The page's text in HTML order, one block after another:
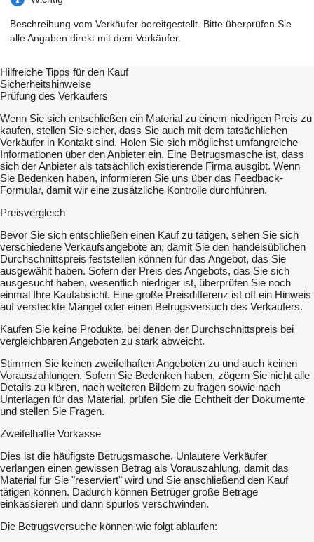
Beschreibung vom Verkäufer bereitgestellt. Bitte überprüfen Sie
alle Angaben direkt mit dem Verkäufer.
Hilfreiche Tipps für den Kauf
Sicherheitshinweise
Prüfung des Verkäufers
Wenn Sie sich entschließen ein Material zu einem niedrigen Preis zu
kaufen, stellen Sie sicher, dass Sie auch mit dem tatsächlichen
Verkäufer in Kontakt sind. Holen Sie sich möglichst umfangreiche
Informationen über den Anbieter ein. Eine Betrugsmasche ist, dass
sich der Anbieter als tatsächlich existierende Firma ausgibt. Wenn
Sie Bedenken haben, informieren Sie uns über das Feedback-
Formular, damit wir eine zusätzliche Kontrolle durchführen.
Preisvergleich
Bevor Sie sich entschließen einen Kauf zu tätigen, sehen Sie sich
verschiedene Verkaufsangebote an, damit Sie den handelsüblichen
Durchschnittspreis feststellen können für das Angebot, das Sie
ausgewählt haben. Sofern der Preis des Angebots, das Sie sich
ausgesucht haben, wesentlich niedriger ist, überprüfen Sie noch
einmal Ihre Kaufabsicht. Eine große Preisdifferenz ist oft ein Hinweis
auf versteckte Mängel oder einen Betrugsversuch des Verkäufers.
Kaufen Sie keine Produkte, bei denen der Durchschnittspreis bei
vergleichbaren Angeboten zu stark abweicht.
Stimmen Sie keinen zweifelhaften Angeboten zu und auch keinen
Vorauszahlungen. Sofern Sie Bedenken haben, zögern Sie nicht alle
Details zu klären, nach weiteren Bildern zu fragen sowie nach
Unterlagen für das Material, prüfen Sie die Echtheit der Dokumente
und stellen Sie Fragen.
Zweifelhafte Vorkasse
Dies ist die häufigste Betrugsmasche. Unlautere Verkäufer
verlangen einen gewissen Betrag als Vorauszahlung, damit das
Material für Sie "reserviert" wird und Sie anschließend den Kauf
tätigen können. Dadurch können Betrüger große Beträge
einkassieren und dann spurlos verschwinden.
Die Betrugsversuche können wie folgt ablaufen: